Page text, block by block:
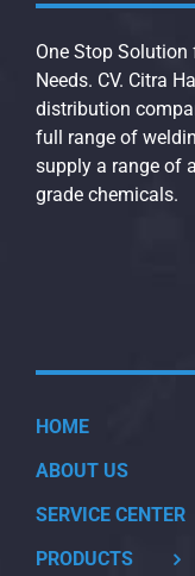
One Stop
Needs. CV. Citra
distribution
full range of
supply a range of
grade chemicals.
HOME
ABOUT US
SERVICE CENTER
PRODUCTS